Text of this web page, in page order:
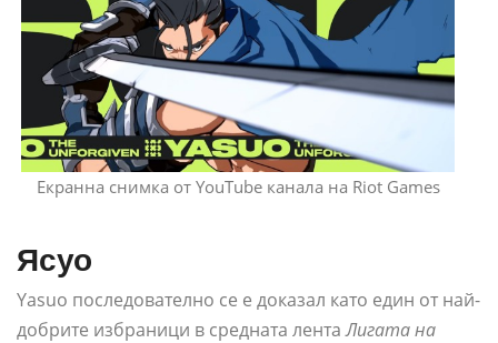
Екранна снимка от YouTube канала на Riot Games
Ясуо
Yasuo последователно се е доказал като един от най-
добрите избраници в средната лентаЛигата на